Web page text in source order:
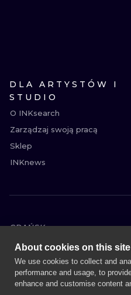
DLA ARTYSTÓW I
STUDIO
O INKsearch
Zarządzaj swoją pracą
Sklep
INKnews
GDAŃSK
POZNAŃ
KATOWICE
ŁÓDŹ
About cookies on this site
We use cookies to collect and
performance and usage, to
enhance and customise content